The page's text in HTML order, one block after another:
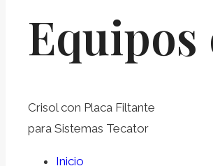
Crisol con Placa Filtante
para Sistemas Tecator
Inicio